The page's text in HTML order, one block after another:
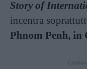
Story of
incentra
Phnom Penh, in